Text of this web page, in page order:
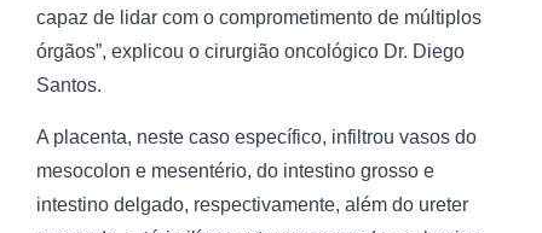
capaz de lidar com o comprometimento de múltiplos
órgãos”, explicou o cirurgião oncológico Dr. Diego
Santos.
A placenta, neste caso específico, infiltrou vasos do
mesocolon e mesentério, do intestino grosso e
intestino delgado, respectivamente, além do ureter